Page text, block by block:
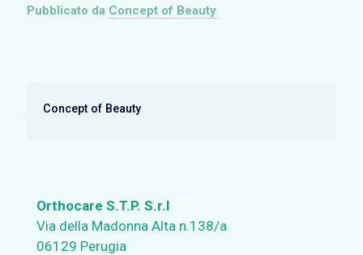
Pubblicato da Concept of Beauty
Concept of Beauty
Orthocare S.T.P. S.r.l
Via della Madonna Alta n.138/a
06129 Perugia